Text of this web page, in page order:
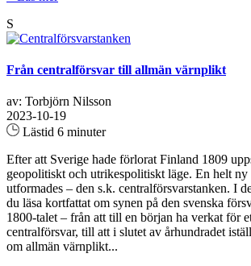
S
Från centralförsvar till allmän värnplikt
av: Torbjörn Nilsson
2023-10-19
Lästid 6 minuter
Efter att Sverige hade förlorat Finland 1809
geopolitiskt och utrikespolitiskt läge. En helt
utformades – den s.k. centralförsvarstanken. I
du läsa kortfattat om synen på den svenska
1800-talet – från att till en början ha verkat för
centralförsvar, till att i slutet av århundradet
om allmän värnplikt...